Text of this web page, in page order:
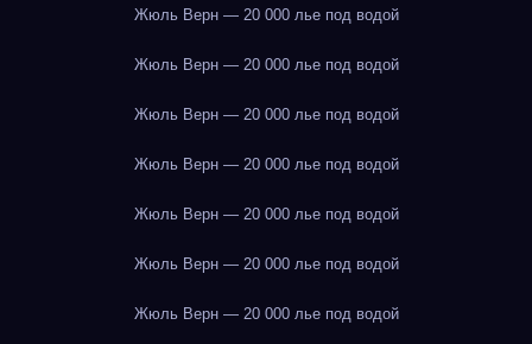
Жюль Верн — 20 000 лье под водой
Жюль Верн — 20 000 лье под водой
Жюль Верн — 20 000 лье под водой
Жюль Верн — 20 000 лье под водой
Жюль Верн — 20 000 лье под водой
Жюль Верн — 20 000 лье под водой
Жюль Верн — 20 000 лье под водой